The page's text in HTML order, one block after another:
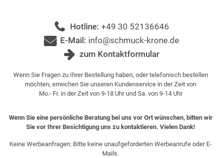
Hotline: +49 30 52136646
E-Mail: info@schmuck-krone.de
zum Kontaktformular
Wenn Sie Fragen zu Ihrer Bestellung haben, oder telefonisch bestellen
möchten, erreichen Sie unseren Kundenservice in der Zeit von
Mo.- Fr. in der Zeit von 9-18 Uhr und Sa. von 9-14 Uhr
Wenn Sie eine persönliche Beratung bei uns vor Ort wünschen, bitten wir
Sie vor Ihrer Besichtigung uns zu kontaktieren. Vielen Dank!
Keine Werbeanfragen: Bitte keine unaufgeforderten Werbeanrufe oder E-
Mails.